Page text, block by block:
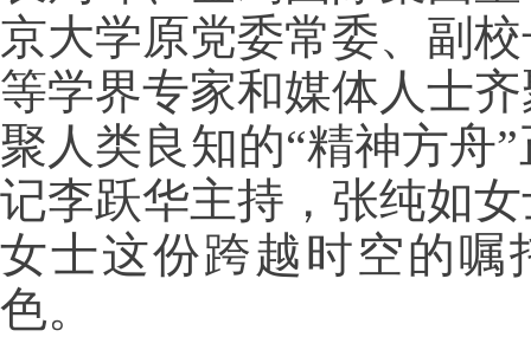
京大学原党委常委、副
等学界专家和媒体人士
聚人类良知的“精神方舟
记李跃华主持，张纯如
女士这份跨越时空的嘱
色。